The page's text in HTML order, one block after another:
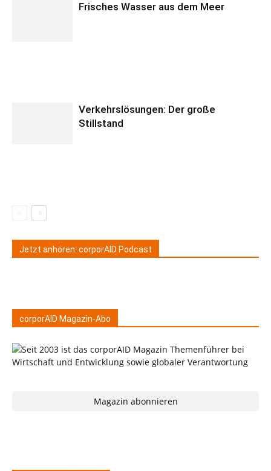
Frisches Wasser aus dem Meer
Verkehrslösungen: Der große
Stillstand
Jetzt anhören: corporAID Podcast
corporAID Magazin-Abo
Magazin abonnieren